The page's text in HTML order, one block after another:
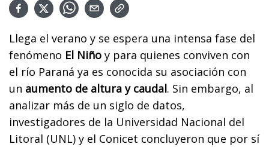
Llega el verano y se espera una intensa fase del
fenómeno El Niño y para quienes conviven con
el río Paraná ya es conocida su asociación con
un aumento de altura y caudal. Sin embargo, al
analizar más de un siglo de datos,
investigadores de la Universidad Nacional del
Litoral (UNL) y el Conicet concluyeron que por sí